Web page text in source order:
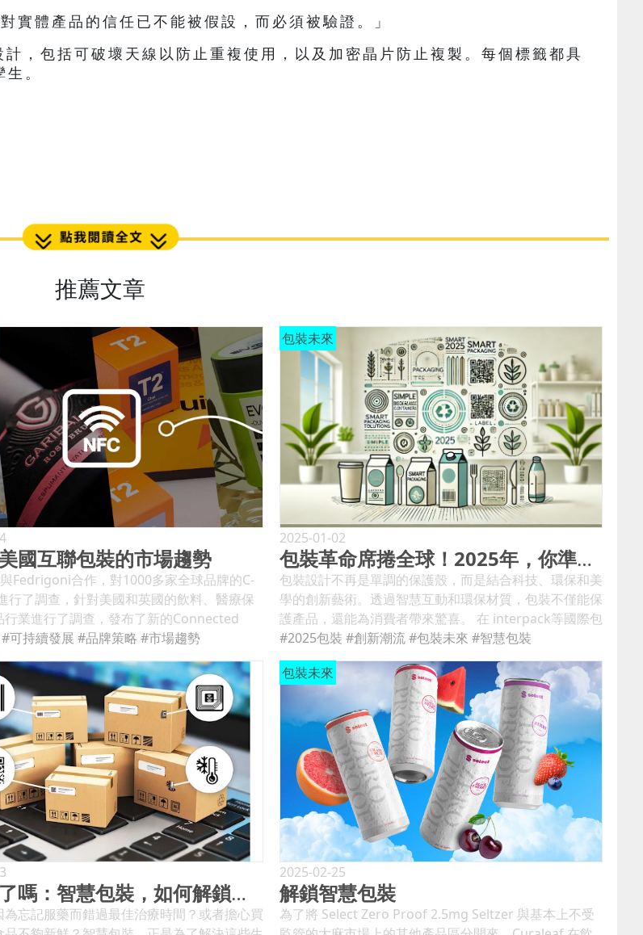
體產品的信任已不能被假設，而必須被驗證。」
，包括可破壞天線以防止重複使用，以及加密晶片防止複製。每個標籤都具
。
推薦文章
國互聯包裝的市場趨勢
Fedrigoni合作，對1000多家全球品牌的C-
行了調查，針對美國和英國的飲料、醫療保
行業進行了調查，發布了新的Connected
Report。該調查分析了品牌為何以及如何通
消費者互動。 受訪的品牌中有96%認為連
營銷戰略至關重要，其中92%強調通過這些技
的數據對品牌具有重要戰略意義。 85%的品
近場通訊（NFC）技術集成到產品中支付更多
有85%的品牌將在未來12個月內增加對連接
。 93%的品牌將在未來兩年使用連接包裝解
其可持續發展計劃，因為有85%的品牌認為連
幫助實現ESG目標。 酒精飲料（84%）、消
）和醫療保健（58%）是對新連接包裝進行實
高的行業，主要在英國。平均而言，70%的受
們在產品或營銷策略中使用NFC技術。 酒精
劃中的投資（88%）和願意為NFC解決方案
）方面處於領先地位，而醫療保健和健康
QR碼和NFC提供消費者信息方面領先
在可持續發展方面，消費品行業表現出強烈的
#可持續發展 #品牌策略 #市場趨勢
包裝未來
2025-01-02
包裝革命席捲全球！2025年，你準備好迎接挑戰了嗎？
包裝設計不再是單調的保護殼，而是結合科技、環保和美
學的創新藝術。透過智慧互動和環保材質，包裝不僅能保
護產品，還能為消費者帶來驚喜。 在 interpack等國際包
裝展會上，永續發展、智慧包裝和電子商務包裝等未來主
題受到關注。接下來讓我們來將揭開 2025 年包裝產業如
何兼顧美學與環保的趨勢。 2025年包裝趨勢的方向 2025
包裝趨勢：綠色、循環、輕量化 鑑於消費者需求、零售
商要求、政府法規和企業承諾，永續發展已連續第四年成
為成為包裝產業的趨勢。 Euromonitor 表示：“循環經濟
已成為包裝發展最強大的推動力，因為消費者情緒、企業
承諾和日益嚴格的監管對包裝施加了越來越大的壓力，要
求其不污染環境。 ” 消費者對環保產品的需求日益增長，
這促使企業必須重新思考包裝設計，來減少對環境的負
擔。 在過去的幾年裡，許多公司積極減少原生塑膠的使
用，增加回收利用，並透過再填充和再利用系統消除浪
費。 2025年，能源效率、水消耗、溫室氣體減量和材料
循環經濟將持續成為人們關注的焦點。 這包括輕質解決
方案、單一材料包裝創新、可生物降解材料等。 例如，
從玉米澱粉中提取的聚乳酸 (PLA) 等可生物降解和可堆肥
#2025包裝 #創新潮流#包裝未來 #智慧包裝
你發現了嗎：智慧包裝，如何解鎖消費新體驗？
為忘記服藥而錯過最佳治療時間？或者擔心買
包裝未來
2025-02-25
解鎖智慧包裝
為了將 Select Zero Proof 2.5mg Seltzer 與基本上不受